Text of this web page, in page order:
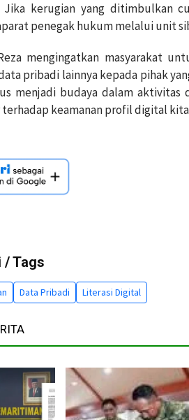
kerugian yang ditimbulkan
penegak hukum melalui unit
mengingatkan masyarakat
pribadi lainnya kepada pihak
menjadi budaya dalam aktivitas
keamanan profil digital
/ Tags
Data Pribadi Literasi Digital